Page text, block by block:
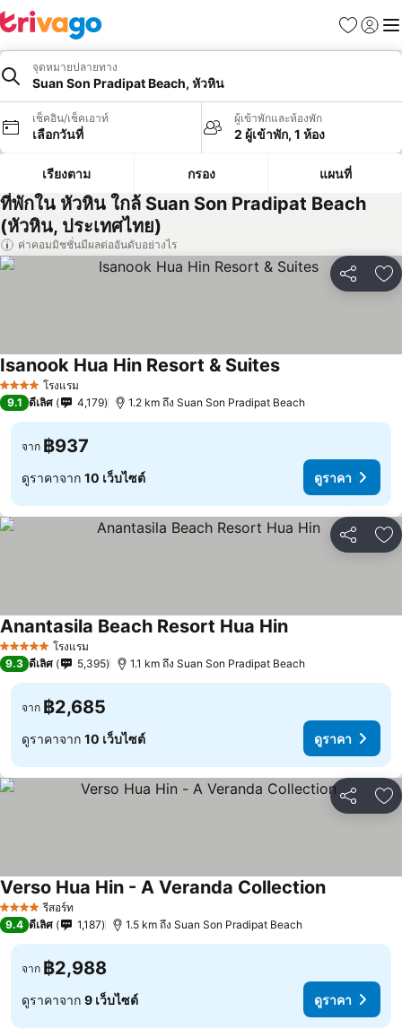
รายการโป
เข้าสู่ร
เมนู
จุดหมายปลายทาง
Suan Son Pradipat Beach, หัวหิน
เช็คอิน/เช็คเอาท์
เลือกวันที่
ผู้เข้าพักและห้องพัก
2 ผู้เข้าพัก, 1 ห้อง
เรียงตาม กรอง แผนที่
ที่พักใน หัวหิน ใกล้ Suan Son Pradipat Beach
(หัวหิน, ประเทศไทย)
ค่าคอมมิชชั่นมีผลต่ออันดับอย่างไร
แชร์ เ
4 ดาว โรงแรม
Isanook Hua Hin Resort & Suites
9.1 ดีเลิศ 4,179 1.2 km ถึง Suan Son Pradipat Beach
จาก ฿937
ดูราคาจาก 10 เว็บไซต์ ดูราคา
แชร์ เ
5 ดาว โรงแรม
Anantasila Beach Resort Hua Hin
9.3 ดีเลิศ 5,395 1.1 km ถึง Suan Son Pradipat Beach
จาก ฿2,685
ดูราคาจาก 10 เว็บไซต์ ดูราคา
แชร์ เ
4 ดาว รีสอร์ท
Verso Hua Hin - A Veranda Collection
9.4 ดีเลิศ 1,187 1.5 km ถึง Suan Son Pradipat Beach
จาก ฿2,988
ดูราคาจาก 9 เว็บไซต์ ดูราคา